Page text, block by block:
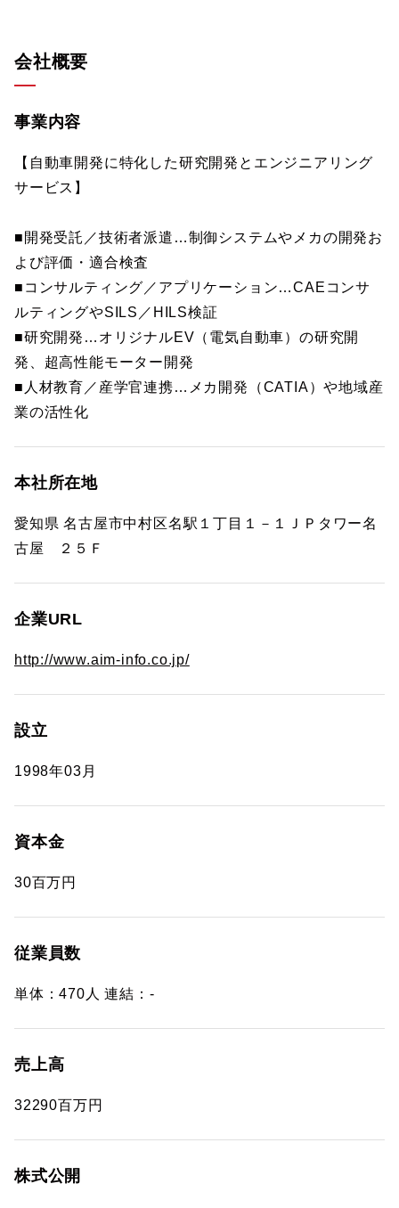
会社概要
事業内容
【自動車開発に特化した研究開発とエンジニアリング
サービス】
■開発受託／技術者派遣…制御システムやメカの開発お
よび評価・適合検査
■コンサルティング／アプリケーション…CAEコンサ
ルティングやSILS／HILS検証
■研究開発…オリジナルEV（電気自動車）の研究開
発、超高性能モーター開発
■人材教育／産学官連携…メカ開発（CATIA）や地域産
業の活性化
本社所在地
愛知県 名古屋市中村区名駅１丁目１－１ＪＰタワー名
古屋 ２５Ｆ
企業URL
http://www.aim-info.co.jp/
設立
1998年03月
資本金
30百万円
従業員数
単体：470人 連結：-
売上高
32290百万円
株式公開